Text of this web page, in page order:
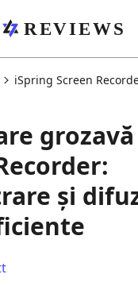
iSpring Screen
și